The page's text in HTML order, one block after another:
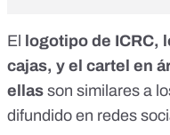
El logotipo de ICRC,
cajas, y el cartel en
ellas son similares a
difundido en redes